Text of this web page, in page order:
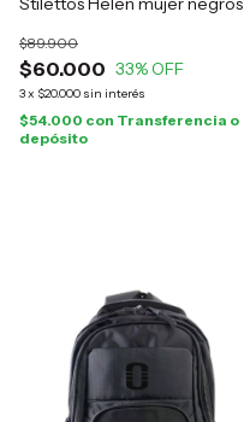
$60.000
$89.900
33% OFF
3x $20.000 sin interés
$54.000 con Transferencia o
depósito